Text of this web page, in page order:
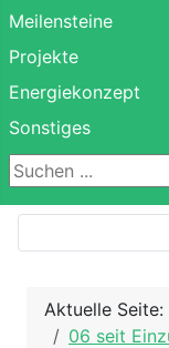
Meilensteine
Projekte
Energiekonzept
Sonstiges
Suchen ...
Aktuelle Seite:
06 seit